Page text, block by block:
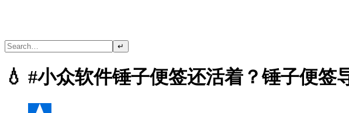
↵
💧 #小众软件锤子便签还活着？锤子便